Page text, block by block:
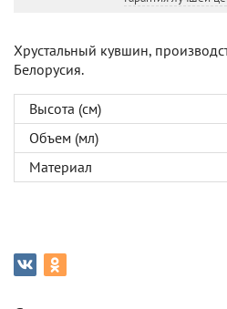
Хрустальный кувшин,
Белорусия.
Высота (см)
Объем (мл)
Материал